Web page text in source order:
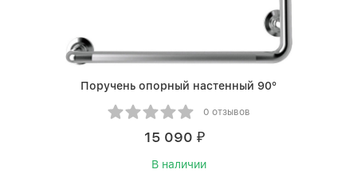
Поручень опорный наcтенный 90°
0 отзывов
15 090 ₽
В наличии